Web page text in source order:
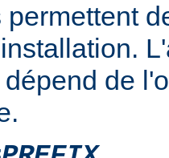
dépend de